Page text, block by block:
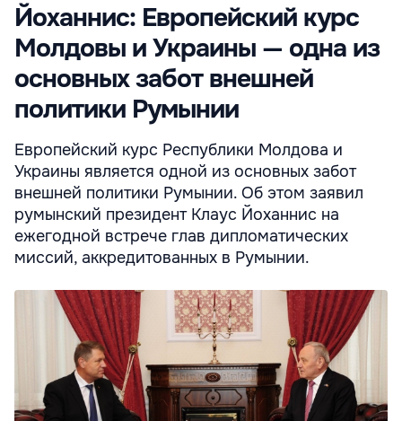
Йоханнис: Европейский курс
Молдовы и Украины — одна из
основных забот внешней
политики Румынии
Европейский курс Республики Молдова и
Украины является одной из основных забот
внешней политики Румынии. Об этом заявил
румынский президент Клаус Йоханнис на
ежегодной встрече глав дипломатических
миссий, аккредитованных в Румынии.